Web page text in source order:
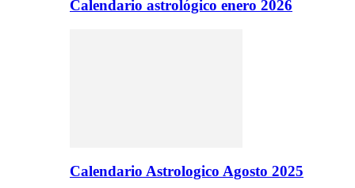
Calendario astrológico enero 2026
Calendario Astrologico Agosto 2025